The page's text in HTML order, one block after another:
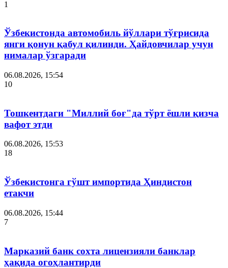
1
Ўзбекистонда автомобиль йўллари тўғрисида
янги қонун қабул қилинди. Ҳайдовчилар учун
нималар ўзгаради
06.08.2026, 15:54
10
Тошкентдаги "Миллий боғ"да тўрт ёшли қизча
вафот этди
06.08.2026, 15:53
18
Ўзбекистонга гўшт импортида Ҳиндистон
етакчи
06.08.2026, 15:44
7
Марказий банк сохта лицензияли банклар
ҳақида огоҳлантирди